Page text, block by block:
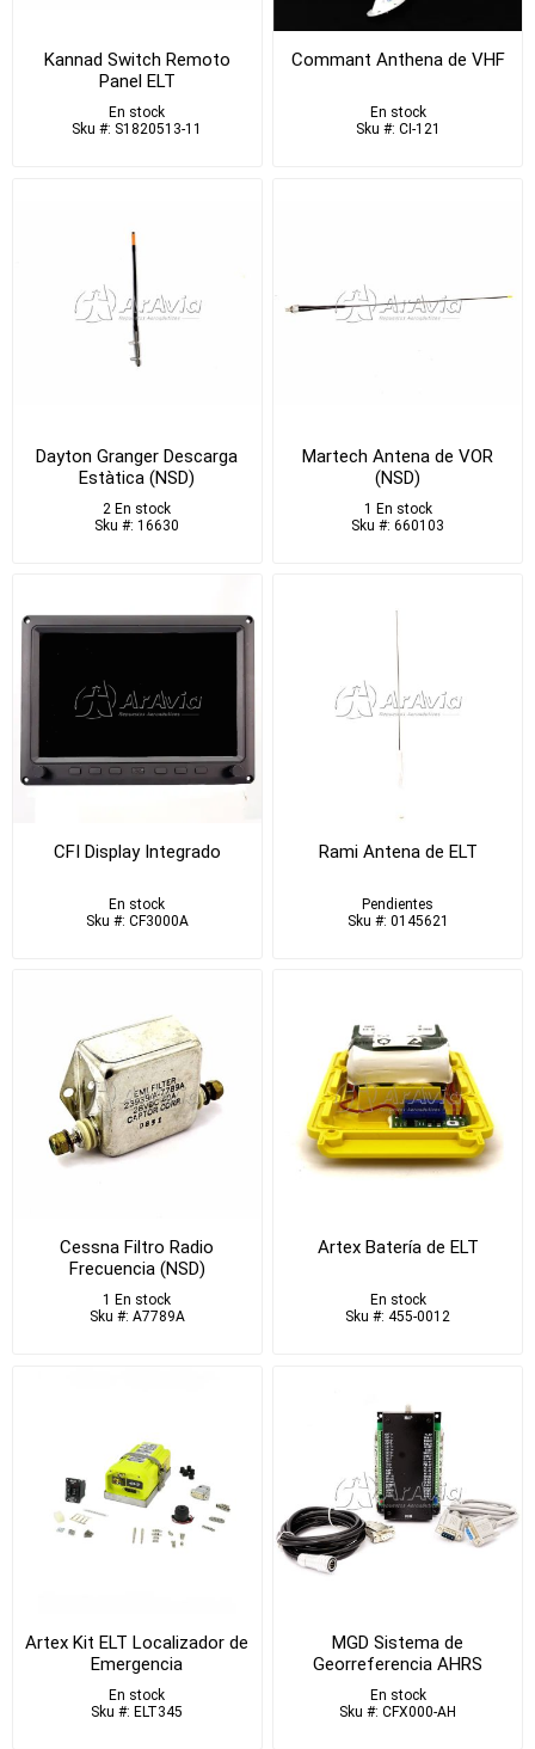
Kannad Switch Remoto
Panel ELT
En stock
Sku #: S1820513-11
Commant Anthena de VHF
En stock
Sku #: CI-121
Dayton Granger Descarga
Estàtica (NSD)
2 En stock
Sku #: 16630
Martech Antena de VOR
(NSD)
1 En stock
Sku #: 660103
CFI Display Integrado
En stock
Sku #: CF3000A
Rami Antena de ELT
Pendientes
Sku #: 0145621
Cessna Filtro Radio
Frecuencia (NSD)
1 En stock
Sku #: A7789A
Artex Batería de ELT
En stock
Sku #: 455-0012
Artex Kit ELT Localizador de
Emergencia
En stock
Sku #: ELT345
MGD Sistema de
Georreferencia AHRS
En stock
Sku #: CFX000-AH